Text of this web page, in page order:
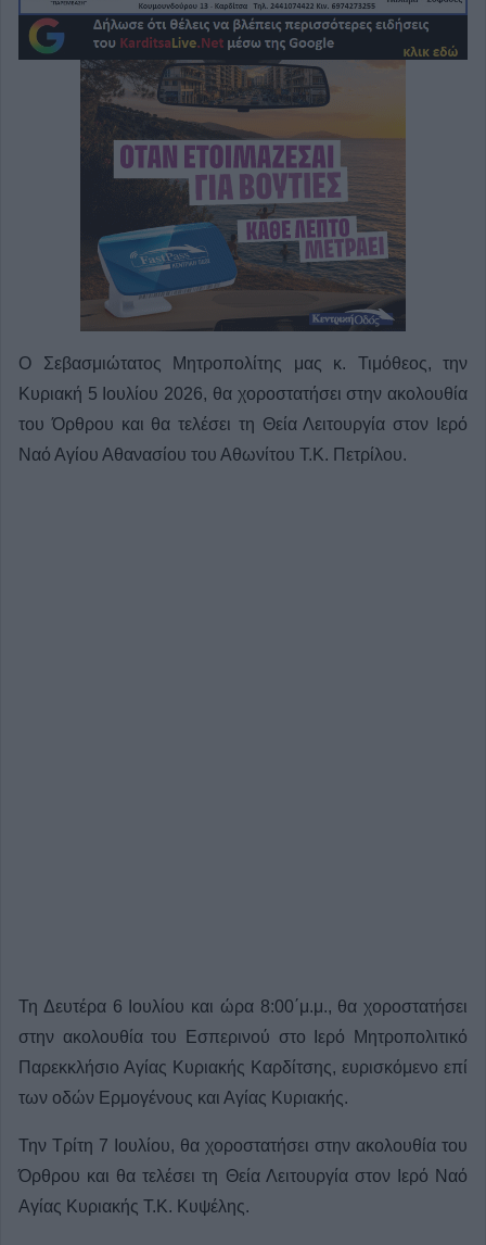
Ο Σεβασμιώτατος Μητροπολίτης μας κ. Τιμόθεος, την
Κυριακή 5 Ιουλίου 2026, θα χοροστατήσει στην ακολουθία
του Όρθρου και θα τελέσει τη Θεία Λειτουργία στον Ιερό
Ναό Αγίου Αθανασίου του Αθωνίτου Τ.Κ. Πετρίλου.
Τη Δευτέρα 6 Ιουλίου και ώρα 8:00΄μ.μ., θα χοροστατήσει
στην ακολουθία του Εσπερινού στο Ιερό Μητροπολιτικό
Παρεκκλήσιο Αγίας Κυριακής Καρδίτσης, ευρισκόμενο επί
των οδών Ερμογένους και Αγίας Κυριακής.
Την Τρίτη 7 Ιουλίου, θα χοροστατήσει στην ακολουθία του
Όρθρου και θα τελέσει τη Θεία Λειτουργία στον Ιερό Ναό
Αγίας Κυριακής Τ.Κ. Κυψέλης.